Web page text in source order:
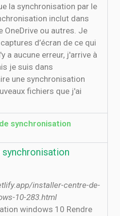
inclut dans
OneDrive ou autres. Je
d’écran de ce qui
a aucune erreur, j'arrive à
je suis dans
une synchronisation
fichiers que j'ai
synchronisation
installer-centre-de-
10-283.html
windows 10 Rendre